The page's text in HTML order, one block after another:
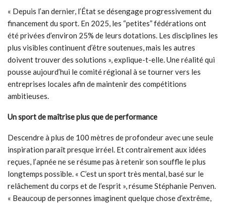
« Depuis l’an dernier, l’État se désengage progressivement du
financement du sport. En 2025, les “petites” fédérations ont
été privées d’environ 25% de leurs dotations. Les disciplines les
plus visibles continuent d’être soutenues, mais les autres
doivent trouver des solutions », explique-t-elle. Une réalité qui
pousse aujourd’hui le comité régional à se tourner vers les
entreprises locales afin de maintenir des compétitions
ambitieuses.
Un sport de maîtrise plus que de performance
Descendre à plus de 100 mètres de profondeur avec une seule
inspiration paraît presque irréel. Et contrairement aux idées
reçues, l’apnée ne se résume pas à retenir son souffle le plus
longtemps possible. « C’est un sport très mental, basé sur le
relâchement du corps et de l’esprit », résume Stéphanie Penven.
« Beaucoup de personnes imaginent quelque chose d’extrême,